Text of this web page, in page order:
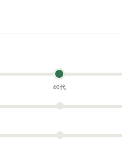
40代